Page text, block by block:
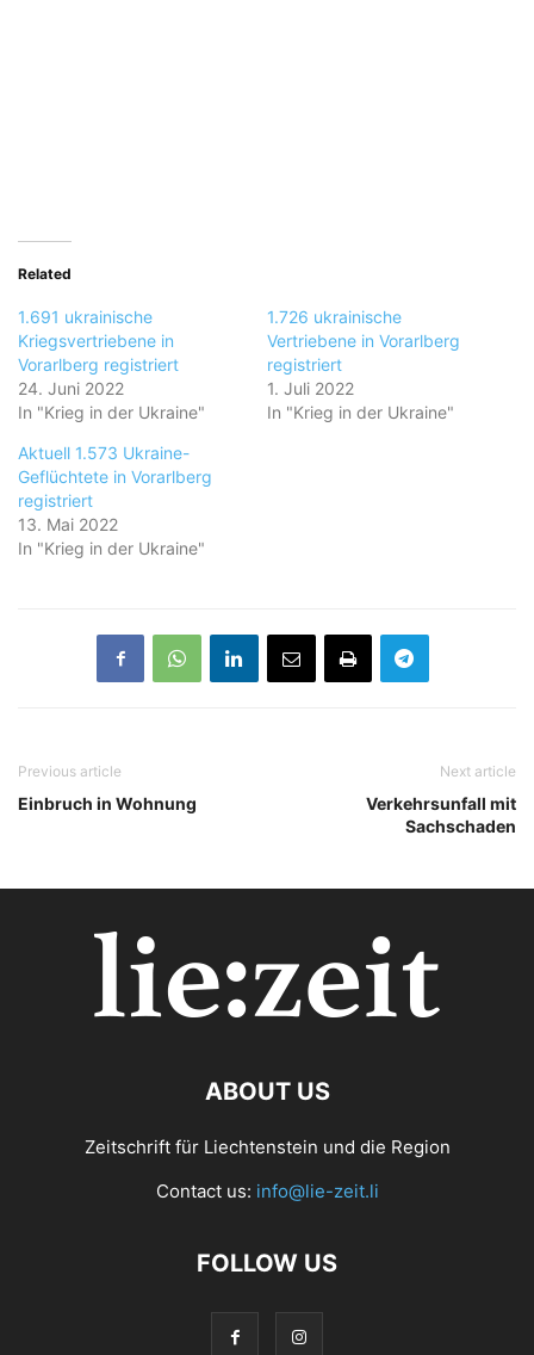
Related
1.691 ukrainische
Kriegsvertriebene in
Vorarlberg registriert
24. Juni 2022
In "Krieg in der Ukraine"
1.726 ukrainische
Vertriebene in Vorarlberg
registriert
1. Juli 2022
In "Krieg in der Ukraine"
Aktuell 1.573 Ukraine-
Geflüchtete in Vorarlberg
registriert
13. Mai 2022
In "Krieg in der Ukraine"
Previous article
Einbruch in Wohnung
Next article
Verkehrsunfall mit
Sachschaden
ABOUT US
Zeitschrift für Liechtenstein und die Region
Contact us: info@lie-zeit.li
FOLLOW US